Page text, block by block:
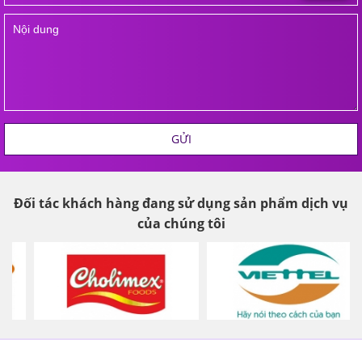
GỬI
Đối tác khách hàng đang sử dụng sản phẩm dịch vụ
của chúng tôi